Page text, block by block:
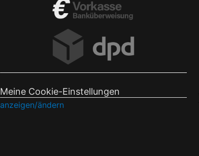
Meine Cookie-Einstellungen
anzeigen/ändern